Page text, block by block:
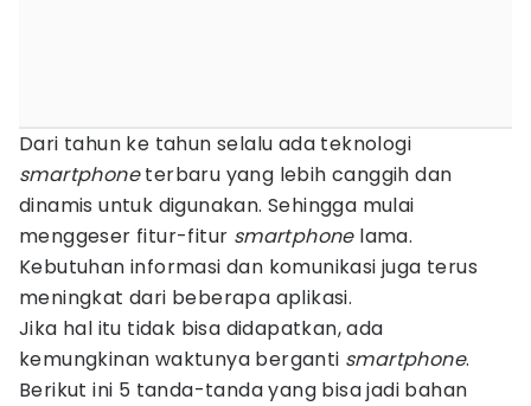
Dari tahun ke tahun selalu ada teknologi
smartphoneterbaru yang lebih canggih dan
dinamis untuk digunakan. Sehingga mulai
menggeser fitur-fitur smartphonelama.
Kebutuhan informasi dan komunikasi juga terus
meningkat dari beberapa aplikasi.
Jika hal itu tidak bisa didapatkan, ada
kemungkinan waktunya berganti smartphone.
Berikut ini 5 tanda-tanda yang bisa jadi bahan